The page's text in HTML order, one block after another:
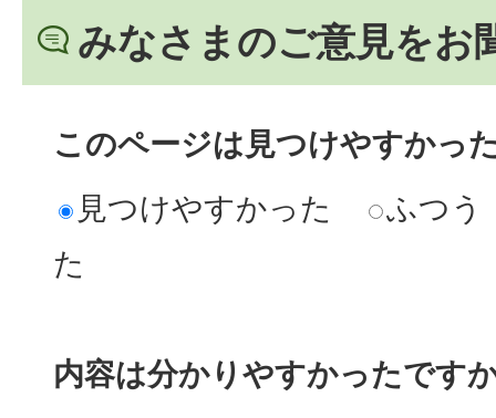
みなさまのご意見をお
このページは見つけやすかっ
見つけやすかった
ふつう
た
内容は分かりやすかったです